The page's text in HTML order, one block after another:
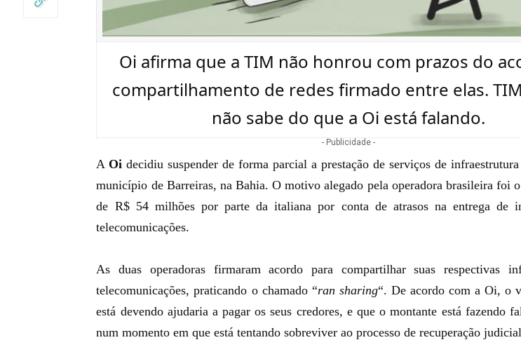
Oi afirma que a TIM não honrou com prazos do
compartilhamento de redes firmado entre elas.
não sabe do que a Oi está falando.
- Publicidade -
A Oi decidiu suspender de forma parcial a prestação de serviços de
município de Barreiras, na Bahia. O motivo alegado pela operadora brasileira foi
de R$ 54 milhões por parte da italiana por conta de atrasos na entrega de
telecomunicações.
As duas operadoras firmaram acordo para compartilhar suas respectivas
telecomunicações, praticando o chamado “ran sharing“. De acordo com a Oi, o
está devendo ajudaria a pagar os seus credores, e que o montante está fazendo
num momento em que está tentando sobreviver aoprocesso de recuperação judicial